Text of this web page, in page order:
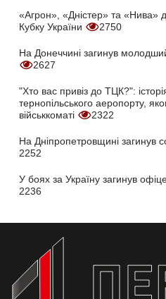
«Агрон», «Дністер» та «Нива»
Кубку України
2750
На Донеччині загинув
2627
"Хто вас привіз до ТЦК?":
тернопільського аеропорту,
військкоматі
2322
На Дніпропетровщині загинув
2252
У боях за Україну загинув
2236